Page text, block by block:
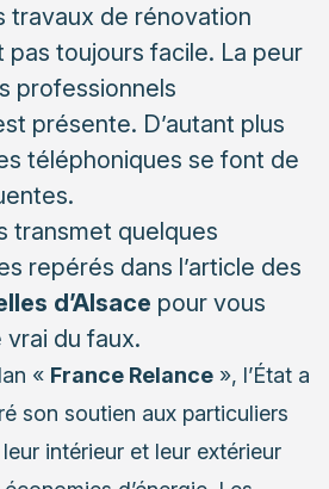
travaux de rénovation
pas toujours facile. La peur
professionnels
présente. D’autant plus
téléphoniques se font de
transmet quelques
repérés dans l’article des
d’Alsace pour vous
du faux.
« France Relance », l’État a
son soutien aux particuliers
intérieur et leur extérieur
?